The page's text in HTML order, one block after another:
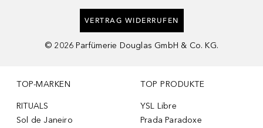
VERTRAG WIDERRUFEN
© 2026 Parfümerie Douglas GmbH & Co. KG.
TOP-MARKEN
RITUALS
Sol de Janeiro
TOP PRODUKTE
YSL Libre
Prada Paradoxe